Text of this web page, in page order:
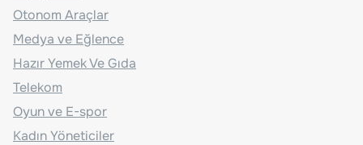
Otonom Araçlar
Medya ve Eğlence
Hazır Yemek Ve Gıda
Telekom
Oyun ve E-spor
Kadın Yöneticiler